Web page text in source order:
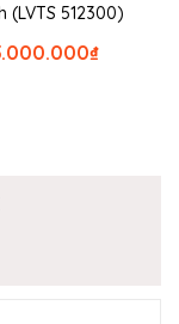
(LVTS 512300)
₫